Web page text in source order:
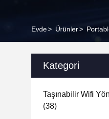
Evde> Ürünler>
Kategori
Taşınabilir Wifi
(38)